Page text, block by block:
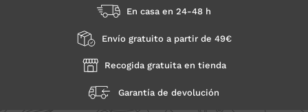
En casa en 24-48 h
Envío gratuito a partir de 49€
Recogida gratuita en tienda
Garantía de devolución